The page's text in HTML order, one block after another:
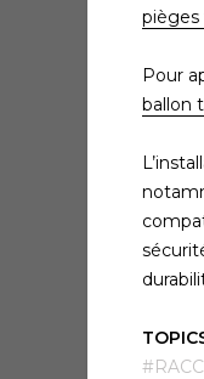
pièges
Pour
ballon